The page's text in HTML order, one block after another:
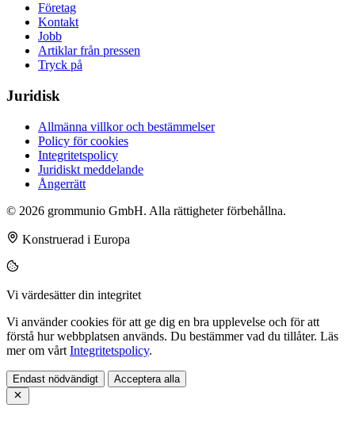
Företag
Kontakt
Jobb
Artiklar från pressen
Tryck på
Juridisk
Allmänna villkor och bestämmelser
Policy för cookies
Integritetspolicy
Juridiskt meddelande
Ångerrätt
© 2026 grommunio GmbH. Alla rättigheter förbehållna.
Konstruerad i Europa
Vi värdesätter din integritet
Vi använder cookies för att ge dig en bra upplevelse och för att
förstå hur webbplatsen används. Du bestämmer vad du tillåter. Läs
mer om vårt Integritetspolicy.
Endast nödvändigt Acceptera alla